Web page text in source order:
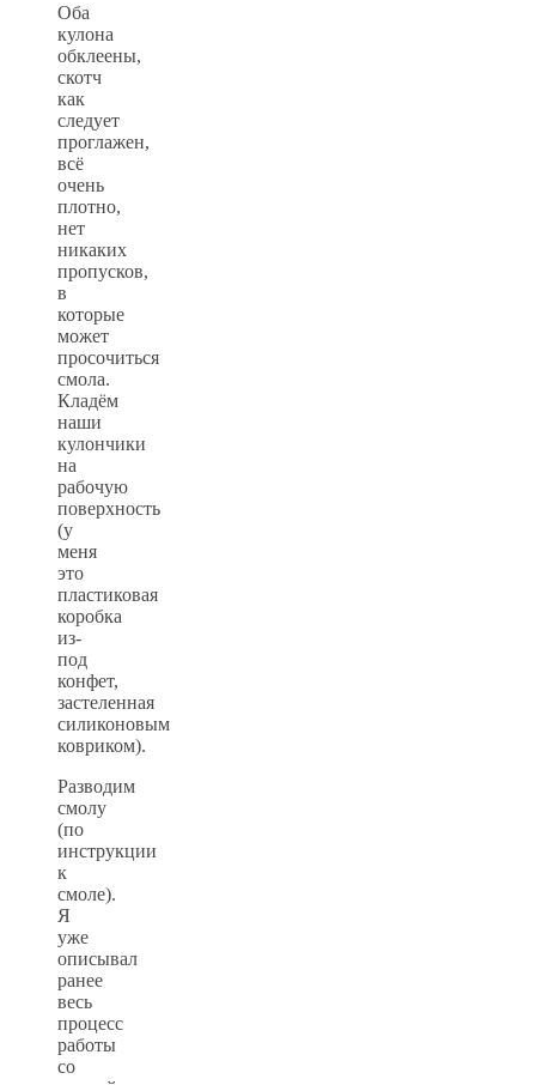
Оба
кулона
обклеены,
скотч
как
следует
проглажен,
всё
очень
плотно,
нет
никаких
пропусков,
в
которые
может
просочиться
смола.
Кладём
наши
кулончики
на
рабочую
поверхность
(у
меня
это
пластиковая
коробка
из-
под
конфет,
застеленная
силиконовым
ковриком).
Разводим
смолу
(по
инструкции
к
смоле).
Я
уже
описывал
ранее
весь
процесс
работы
со